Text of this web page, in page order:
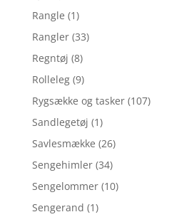
Rangle (1)
Rangler (33)
Regntøj (8)
Rolleleg (9)
Rygsække og tasker (107)
Sandlegetøj (1)
Savlesmække (26)
Sengehimler (34)
Sengelommer (10)
Sengerand (1)